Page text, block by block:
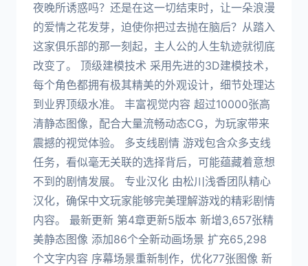
夜晚所诱惑吗？还是在这一切结束时，让一朵浪漫
的爱情之花发芽，迫使你把过去抛在脑后？从踏入
这家俱乐部的那一刻起，主人公的人生轨迹就彻底
改变了。 顶级建模技术 采用先进的3D建模技术，
每个角色都拥有极其精美的外观设计，细节处理达
到业界顶级水准。 丰富视觉内容 超过10000张高
清静态图像，配合大量流畅动态CG，为玩家带来
震撼的视觉体验。 多支线剧情 游戏包含众多支线
任务，看似毫无关联的选择背后，可能蕴藏着意想
不到的剧情发展。 专业汉化 由松川浅香团队精心
汉化，确保中文玩家能够完美理解游戏的精彩剧情
内容。 最新更新 第4章更新5版本 新增3,657张精
美静态图像 添加86个全新动画场景 扩充65,298
个文字内容 序幕场景重新制作，优化77张图像 新